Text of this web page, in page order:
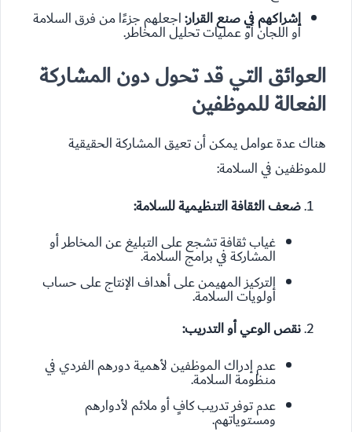
إشراكهم في صنع القرار:اجعلهم جزءًا من فرق السلامة
أو اللجان أو عمليات تحليل المخاطر.
العوائق التي قد تحول دون المشاركة
الفعالة للموظفين
هناك عدة عوامل يمكن أن تعيق المشاركة الحقيقية
للموظفين في السلامة:
ضعف الثقافة التنظيمية للسلامة:
غياب ثقافة تشجع على التبليغ عن المخاطر أو
المشاركة في برامج السلامة.
التركيز المهيمن على أهداف الإنتاج على حساب
أولويات السلامة.
نقص الوعي أو التدريب:
عدم إدراك الموظفين لأهمية دورهم الفردي في
منظومة السلامة.
عدم توفر تدريب كافٍ أو ملائم لأدوارهم
ومستوياتهم.